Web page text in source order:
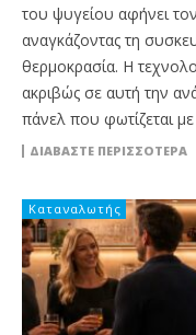
του ψυγείου αφήνει
αναγκάζοντας τη
θερμοκρασία. Η
ακριβώς σε αυτή την
πάνελ που φωτίζεται
ΔΙΑΒΆΣΤΕ ΠΕΡΙΣΣΌΤΕΡΑ
Καταναλωτής